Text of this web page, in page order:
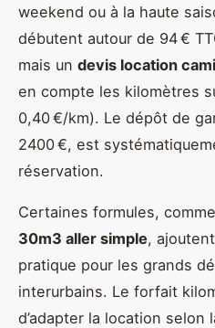
weekend ou à la haute
débutent autour de 94 €
mais un devis location
en compte les kilomètres
0,40 €/km). Le dépôt de
2400 €, est
réservation.
Certaines formules,
30m3 aller simple,
pratique pour les grands
interurbains. Le forfait
d’adapter la location selon